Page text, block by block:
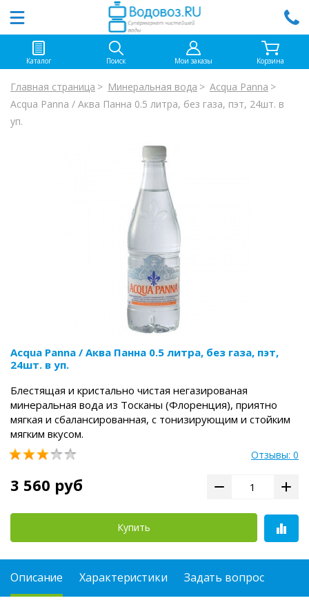
Каталог Поиск Мои заказы Корзина
Главная страница Минеральная вода
Acqua Panna
Acqua Panna / Аква Панна 0.5 литра, без газа, пэт, 24шт. в
уп.
Acqua Panna / Аква Панна 0.5 литра, без газа, пэт,
24шт. в уп.
Блестящая и кристально чистая негазированая
минеральная вода из Тосканы (Флоренция), приятно
мягкая и сбалансированная, с тонизирующим и стойким
мягким вкусом.
Отзывы: 0
3 560 руб
Купить
Описание Характеристики Задать вопрос